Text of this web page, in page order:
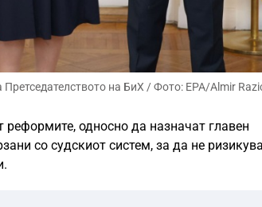
на БиХ / Фото: EPA/Almir
реформите, односно да назначат главен
со судскиот систем, за да не